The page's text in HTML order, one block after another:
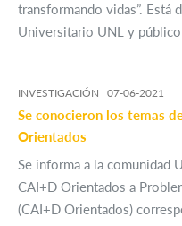
transformando vidas”. Está
Universitario UNL y
INVESTIGACIÓN | 07-06-2021
Se conocieron los temas
Orientados
Se informa a la comunidad
CAI+D Orientados a
(CAI+D Orientados)